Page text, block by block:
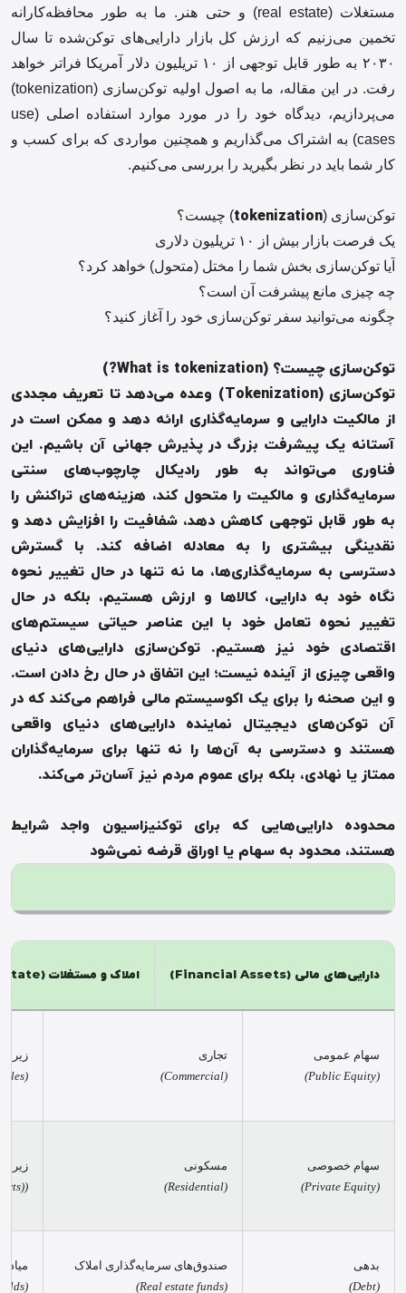
مستغلات (real estate) و حتی هنر. ما به طور محافظه‌کارانه
تخمین می‌زنیم که ارزش کل بازار دارایی‌های توکن‌شده تا سال
۲۰۳۰ به طور قابل توجهی از ۱۰ تریلیون دلار آمریکا فراتر خواهد
رفت. در این مقاله، ما به اصول اولیه توکن‌سازی (tokenization)
می‌پردازیم، دیدگاه خود را در مورد موارد استفاده اصلی (use
cases) به اشتراک می‌گذاریم و همچنین مواردی که برای کسب و
کار شما باید در نظر بگیرید را بررسی می‌کنیم.
توکن‌سازی (tokenization) چیست؟
یک فرصت بازار بیش از ۱۰ تریلیون دلاری
آیا توکن‌سازی بخش شما را مختل (متحول) خواهد کرد؟
چه چیزی مانع پیشرفت آن است؟
چگونه می‌توانید سفر توکن‌سازی خود را آغاز کنید؟
توکن‌سازی چیست؟ (What is tokenization?)
توکن‌سازی (Tokenization)
وعده می‌دهد تا تعریف مجددی
از مالکیت دارایی و سرمایه‌گذاری ارائه دهد و ممکن است در
آستانه یک پیشرفت بزرگ در پذیرش جهانی آن باشیم. این
فناوری می‌تواند به طور رادیکال چارچوب‌های سنتی
سرمایه‌گذاری و مالکیت را متحول کند، هزینه‌های تراکنش را
به طور قابل توجهی کاهش دهد، شفافیت را افزایش دهد و
نقدینگی بیشتری را به معادله اضافه کند. با گسترش
دسترسی به سرمایه‌گذاری‌ها، ما نه تنها در حال تغییر نحوه
نگاه خود به دارایی، کالاها و ارزش هستیم، بلکه در حال
تغییر نحوه تعامل خود با این عناصر حیاتی سیستم‌های
اقتصادی خود نیز هستیم.توکن‌سازی دارایی‌های دنیای
واقعی چیزی از آینده نیست؛ این اتفاق در حال رخ دادن است.
و این صحنه را برای یک اکوسیستم مالی فراهم می‌کند که در
آن توکن‌های دیجیتال نماینده دارایی‌های دنیای واقعی
هستند و دسترسی به آن‌ها را نه تنها برای سرمایه‌گذاران
ممتاز یا نهادی، بلکه برای عموم مردم نیز آسان‌تر می‌کند.
محدوده دارایی‌هایی که برای توکنیزاسیون واجد شرایط
هستند، محدود به سهام یا اوراق قرضه نمی‌شود
دارایی‌های مالی (Financial Assets) املاک و مستغلات(Real Estate)
سهام عمومی
(Public Equity)
تجاری
(Commercial)
(Energy infrastructure & renewables)
سهام خصوصی
(Private Equity)
مسکونی
(Residential)
(Transportation infrastructure (e.g. airports))
بدهی
(Debt)
صندوق‌های سرمایه‌گذاری املاک
(Real estate funds)
(Oil & gas fields)